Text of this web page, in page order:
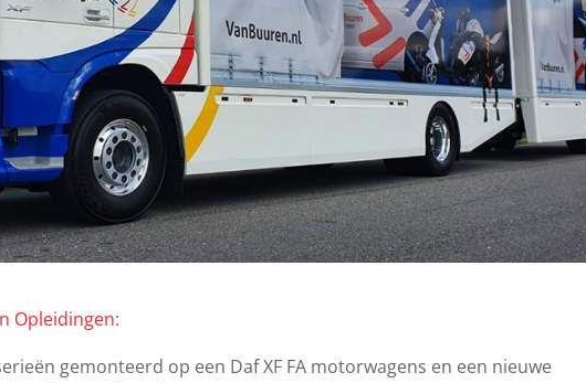
Opleidingen:
gemonteerd op een Daf XF FA motorwagens en een nieuwe